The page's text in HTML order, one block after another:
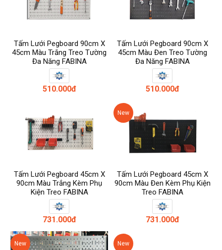
Tấm Lưới Pegboard 90cm X
45cm Màu Trắng Treo Tường
Đa Năng FABINA
510.000đ
Tấm Lưới Pegboard 90cm X
45cm Màu Đen Treo Tường
Đa Năng FABINA
510.000đ
Tấm Lưới Pegboard 45cm X
90cm Màu Trắng Kèm Phụ
Kiện Treo FABINA
731.000đ
New
Tấm Lưới Pegboard 45cm X
90cm Màu Đen Kèm Phụ Kiện
Treo FABINA
731.000đ
New New